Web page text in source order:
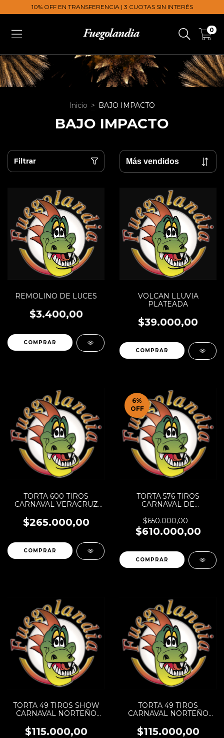
10% OFF EN TRANSFERENCIA | 3 CUOTAS SIN INTERÉS
0
Inicio > BAJO IMPACTO
BAJO IMPACTO
Filtrar
REMOLINO DE LUCES
$3.400,00
VOLCAN LLUVIA
PLATEADA
$39.000,00
TORTA 600 TIROS
CARNAVAL VERACRUZ
$265.000,00
6%
OFF
TORTA 576 TIROS
CARNAVAL DE
$650.000,00
$610.000,00
TORTA 49 TIROS SHOW
CARNAVAL NORTEÑO
$115.000,00
TORTA 49 TIROS
CARNAVAL NORTEÑO
$115.000,00